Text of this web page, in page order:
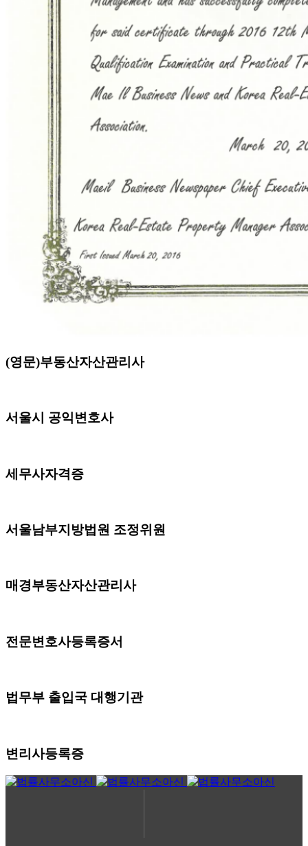
(영문)부동산자산관리사
서울시 공익변호사
세무사자격증
서울남부지방법원 조정위원
매경부동산자산관리사
전문변호사등록증서
법무부 출입국 대행기관
변리사등록증